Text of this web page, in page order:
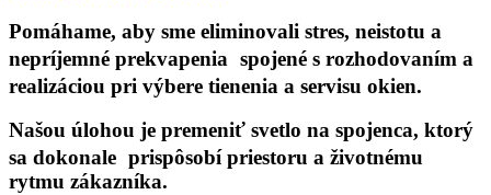
Pomáhame, aby sme eliminovali stres, neistotu a
nepríjemné prekvapenia spojené s rozhodovaním a
realizáciou pri výbere tienenia a servisu okien.
Našou úlohou je premeniť svetlo na spojenca, ktorý
sa dokonale prispôsobí priestoru a životnému
rytmu zákazníka.